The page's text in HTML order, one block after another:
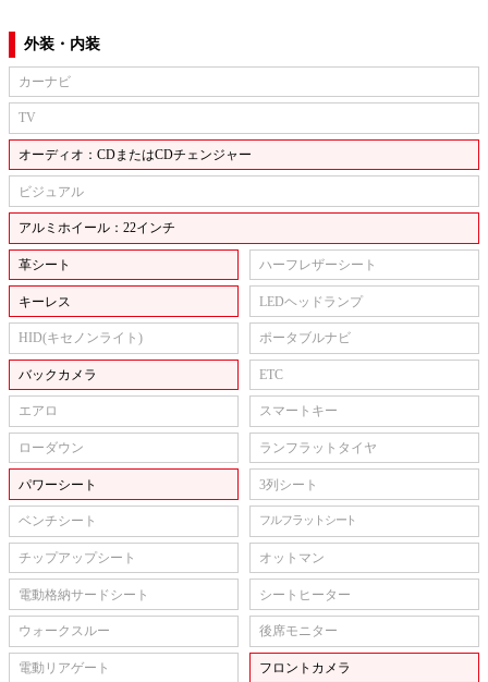
外装・内装
カーナビ
TV
オーディオ：CDまたはCDチェンジャー
ビジュアル
アルミホイール：22インチ
革シート ハーフレザーシート
キーレス LEDヘッドランプ
HID(キセノンライト) ポータブルナビ
バックカメラ ETC
エアロ スマートキー
ローダウン ランフラットタイヤ
パワーシート 3列シート
ベンチシート フルフラットシート
チップアップシート オットマン
電動格納サードシート シートヒーター
ウォークスルー 後席モニター
電動リアゲート フロントカメラ